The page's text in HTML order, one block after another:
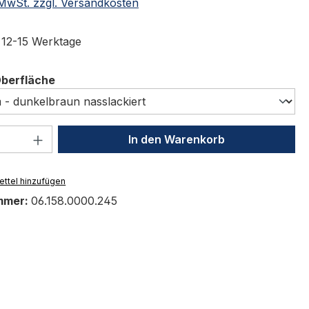
15 Werktage
auswählen
Anzahl: Gib den gewünschten Wert
In den Warenkorb
hinzufügen
06.158.0000.245